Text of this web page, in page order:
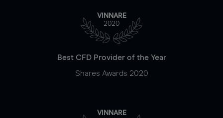
VINNARE
2020
Best CFD Provider of the Year
Shares Awards 2020
VINNARE